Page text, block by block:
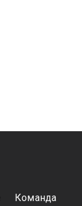
Команда